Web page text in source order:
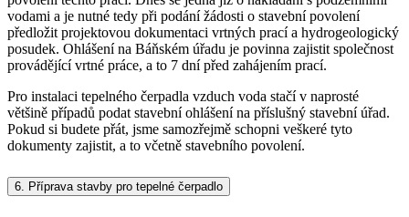
vodami a je nutné tedy při podání žádosti o stavební povolení
předložit projektovou dokumentaci vrtných prací a hydrogeologický
posudek. Ohlášení na Báňském úřadu je povinna zajistit společnost
provádějící vrtné práce, a to 7 dní před zahájením prací.
Pro instalaci tepelného čerpadla vzduch voda stačí v naprosté
většině případů podat stavební ohlášení na příslušný stavební úřad.
Pokud si budete přát, jsme samozřejmě schopni veškeré tyto
dokumenty zajistit, a to včetně stavebního povolení.
6. Příprava stavby pro tepelné čerpadlo